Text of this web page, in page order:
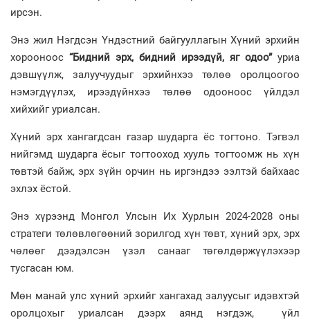
ирсэн.
Энэ жил Нэгдсэн Үндэстний байгууллагын Хүний эрхийн
хорооноос “Бидний эрх, бидний ирээдүй, яг одоо” уриа
дэвшүүлж, залуучуудыг эрхийнхээ төлөө оролцоогоо
нэмэгдүүлэх, ирээдүйнхээ төлөө одооноос үйлдэл
хийхийг уриалсан.
Хүний эрх хангагдсан газар шударга ёс тогтоно. Тэгвэл
нийгэмд шударга ёсыг тогтооход хууль тогтоомж нь хүн
төвтэй байж, эрх зүйн орчин нь иргэндээ ээлтэй байхаас
эхлэх ёстой.
Энэ хүрээнд Монгол Улсын Их Хурлын 2024-2028 оны
стратеги төлөвлөгөөний зорилгод хүн төвт, хүний эрх, эрх
чөлөөг дээдэлсэн үзэл санааг төгөлдөржүүлэхээр
тусгасан юм.
Мөн манай улс хүний эрхийг хангахад залуусыг идэвхтэй
оролцохыг уриалсан дээрх аянд нэгдэж, үйл